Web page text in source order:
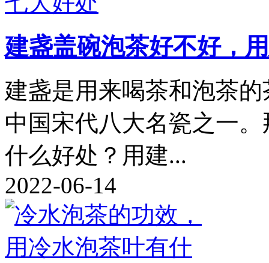
建盏盖碗泡茶好不好，
建盏是用来喝茶和泡茶
中国宋代八大名瓷之一
什么好处？用建...
2022-06-14